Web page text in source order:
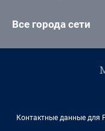
Все города сети
Контактные данные для